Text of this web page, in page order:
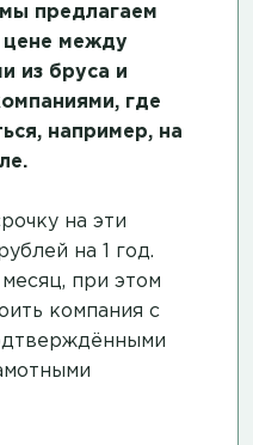
предлагаем
цене между
из бруса и
где
например, на
на эти
на 1 год.
при этом
компания с